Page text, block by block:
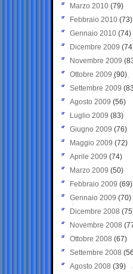
Marzo 2010 (79)
Febbraio 2010 (73)
Gennaio 2010 (74)
Dicembre 2009
Novembre 2009
Ottobre 2009 (90)
Settembre 2009
Agosto 2009 (56)
Luglio 2009 (83)
Giugno 2009 (76)
Maggio 2009 (72)
Aprile 2009 (74)
Marzo 2009 (50)
Febbraio 2009 (69)
Gennaio 2009 (70)
Dicembre 2008
Novembre 2008
Ottobre 2008 (67)
Settembre 2008
Agosto 2008 (39)